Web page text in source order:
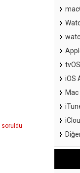
soruldu
tvOS
iOS